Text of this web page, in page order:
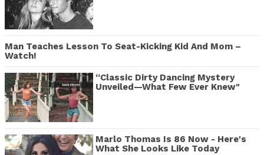
Man Teaches Lesson To Seat-Kicking Kid And Mom –
Watch!
“Classic Dirty Dancing Mystery
Unveiled—What Few Ever Knew"
Marlo Thomas Is 86 Now - Here's
What She Looks Like Today